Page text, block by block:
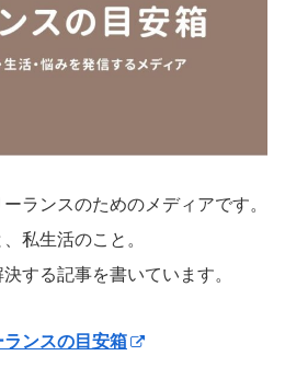
ランスのためのメディアです。
私生活のこと。
する記事を書いています。
ランスの目安箱